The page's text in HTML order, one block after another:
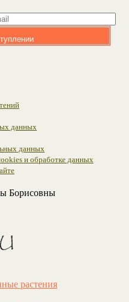
данных
данных
и обработке данных
Борисовны
растения